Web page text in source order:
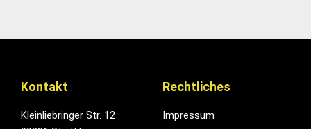
Kontakt
Kleinliebringer Str. 12
Rechtliches
Impressum